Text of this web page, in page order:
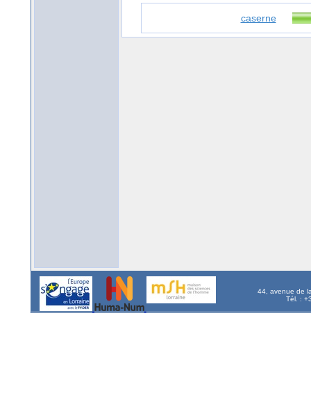
caserne
44, avenue de
Tél. :